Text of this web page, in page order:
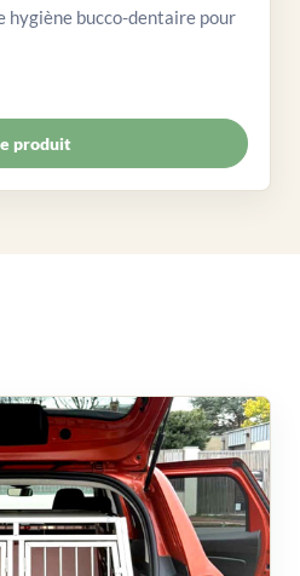
hygiène bucco-dentaire pour
produit